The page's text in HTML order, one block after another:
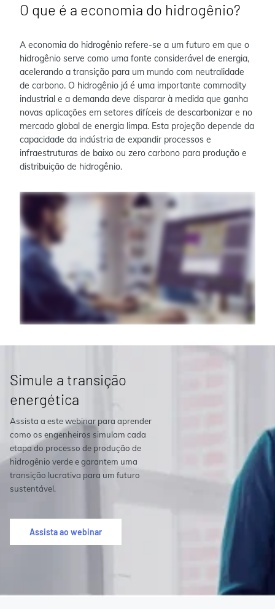
O que é a economia do hidrogênio?
A economia do hidrogênio refere-se a um futuro em que o
hidrogênio serve como uma fonte considerável de energia,
acelerando a transição para um mundo com neutralidade
de carbono. O hidrogênio já é uma importante commodity
industrial e a demanda deve disparar à medida que ganha
novas aplicações em setores difíceis de descarbonizar e no
mercado global de energia limpa. Esta projeção depende da
capacidade da indústria de expandir processos e
infraestruturas de baixo ou zero carbono para produção e
distribuição de hidrogênio.
Simule a transição
energética
Assista a este webinar para aprender
como os engenheiros simulam cada
etapa do processo de produção de
hidrogênio verde e garantem uma
transição lucrativa para um futuro
sustentável.
Assista ao webinar